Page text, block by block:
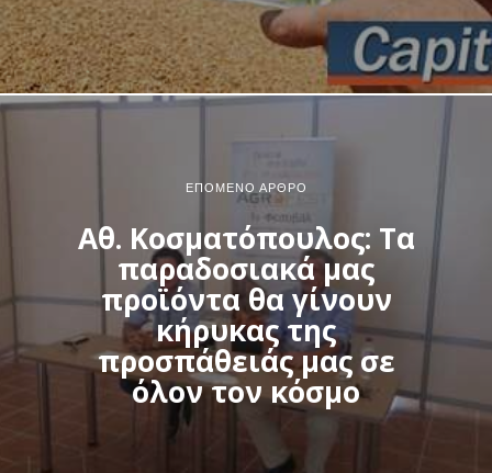
ΕΠΌΜΕΝΟ ΆΡΘΡΟ
Αθ. Κοσματόπουλος: Τα
παραδοσιακά μας
προϊόντα θα γίνουν
κήρυκας της
προσπάθειάς μας σε
όλον τον κόσμο